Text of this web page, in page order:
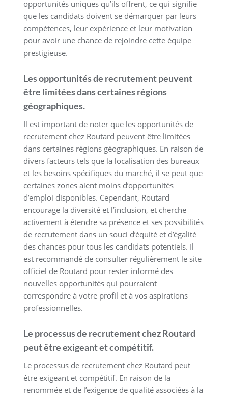
opportunités uniques qu’ils offrent, ce qui signifie
que les candidats doivent se démarquer par leurs
compétences, leur expérience et leur motivation
pour avoir une chance de rejoindre cette équipe
prestigieuse.
Les opportunités de recrutement peuvent
être limitées dans certaines régions
géographiques.
Il est important de noter que les opportunités de
recrutement chez Routard peuvent être limitées
dans certaines régions géographiques. En raison de
divers facteurs tels que la localisation des bureaux
et les besoins spécifiques du marché, il se peut que
certaines zones aient moins d’opportunités
d’emploi disponibles. Cependant, Routard
encourage la diversité et l’inclusion, et cherche
activement à étendre sa présence et ses possibilités
de recrutement dans un souci d’équité et d’égalité
des chances pour tous les candidats potentiels. Il
est recommandé de consulter régulièrement le site
officiel de Routard pour rester informé des
nouvelles opportunités qui pourraient
correspondre à votre profil et à vos aspirations
professionnelles.
Le processus de recrutement chez Routard
peut être exigeant et compétitif.
Le processus de recrutement chez Routard peut
être exigeant et compétitif. En raison de la
renommée et de l’exigence de qualité associées à la